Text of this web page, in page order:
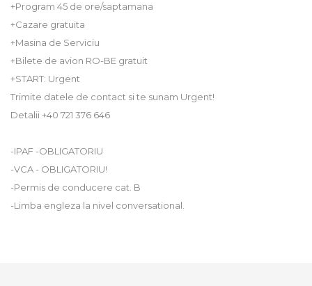
+Program 45 de ore/saptamana
+Cazare gratuita
+Masina de Serviciu
+Bilete de avion RO-BE gratuit
+START: Urgent
Trimite datele de contact si te sunam Urgent!
Detalii +40 721 376 646
-IPAF -OBLIGATORIU
-VCA - OBLIGATORIU!
-Permis de conducere cat. B
-Limba engleza la nivel conversational.